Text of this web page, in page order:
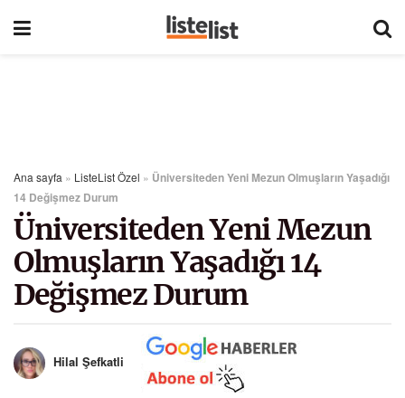
Ana sayfa » ListeList Özel » Üniversiteden Yeni Mezun Olmuşların Yaşadığı
14 Değişmez Durum
Üniversiteden Yeni Mezun
Olmuşların Yaşadığı 14
Değişmez Durum
Hilal Şefkatli